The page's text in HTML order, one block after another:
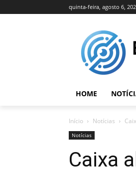
quinta-feira, agosto 6,
HOME
Início Notícias
Notícias
Caixa